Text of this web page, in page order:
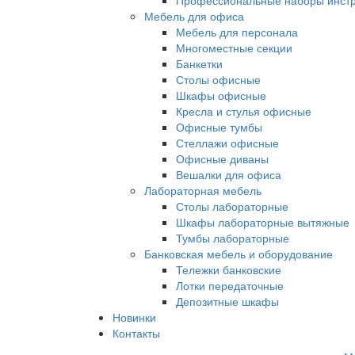
Мебель для офиса
Мебель для персонала
Многоместные секции
Банкетки
Столы офисные
Шкафы офисные
Кресла и стулья офисные
Офисные тумбы
Стеллажи офисные
Офисные диваны
Вешалки для офиса
Лабораторная мебель
Столы лабораторные
Шкафы лабораторные вытяжные
Тумбы лабораторные
Банковская мебель и оборудование
Тележки банковские
Лотки передаточные
Депозитные шкафы
Новинки
Контакты